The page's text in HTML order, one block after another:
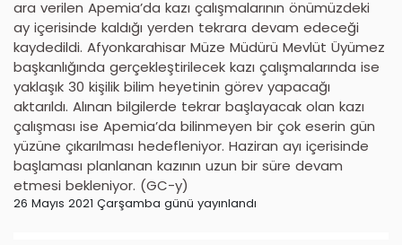
ara verilen Apemia’da kazı çalışmalarının önümüzdeki
ay içerisinde kaldığı yerden tekrara devam edeceği
kaydedildi. Afyonkarahisar Müze Müdürü Mevlüt Üyümez
başkanlığında gerçekleştirilecek kazı çalışmalarında ise
yaklaşık 30 kişilik bilim heyetinin görev yapacağı
aktarıldı. Alınan bilgilerde tekrar başlayacak olan kazı
çalışması ise Apemia’da bilinmeyen bir çok eserin gün
yüzüne çıkarılması hedefleniyor. Haziran ayı içerisinde
başlaması planlanan kazının uzun bir süre devam
etmesi bekleniyor. (GC-y)
26 Mayıs 2021 Çarşamba günü yayınlandı